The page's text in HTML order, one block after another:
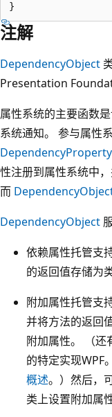
注解
DependencyObject
Presentation
属性系统的主要函数
系统通知。 参与属性
DependencyProperty
性注册到属性系统中
而
DependencyObject
依赖属性托管支
的返回值存储为
附加属性托管支
并将方法的返回
附加属性。 （还
的特定实现WPF
概述。）然后，
类上设置附加属性